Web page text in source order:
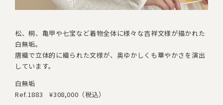
松、桐、亀甲や七宝など着物全体に様々な吉祥文様が描かれた
白無垢。
唐織で立体的に織られた文様が、 奥ゆかしくも華やかさを演出
しています。
白無垢
Ref.1883
¥308,000（税込）